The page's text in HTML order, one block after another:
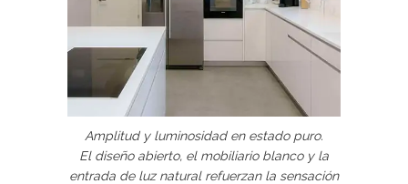
Amplitud y luminosidad en estado puro.
El diseño abierto, el mobiliario blanco y la
entrada de luz natural refuerzan la sensación